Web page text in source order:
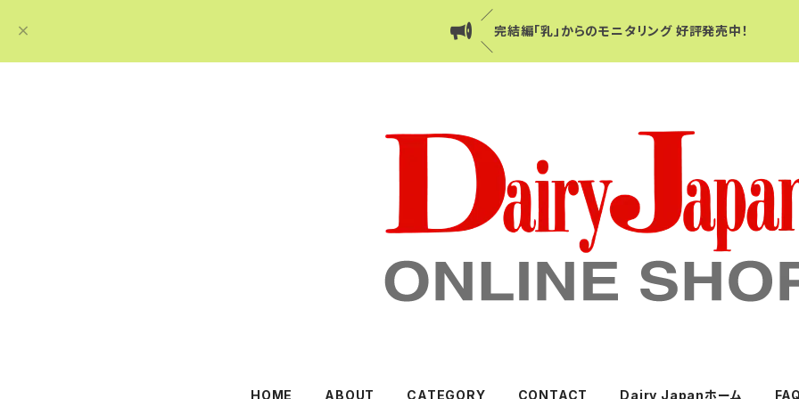
／
完結編「乳」からのモニタリング 好評発売中！
＼
HOME ABOUT CATEGORY CONTACT Dairy Japanホーム